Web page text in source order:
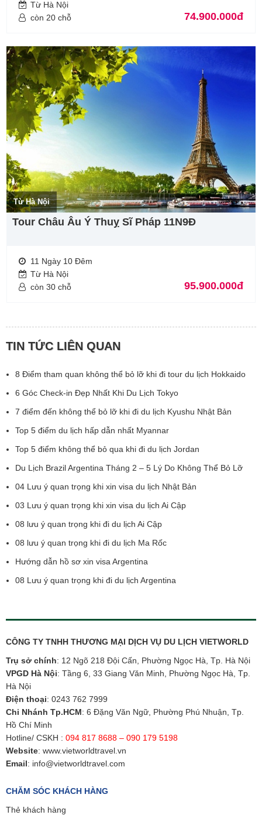
Từ Hà Nội
còn 20 chỗ
74.900.000đ
Từ Hà Nội
Tour Châu Âu Ý Thuỵ Sĩ Pháp 11N9Đ
11 Ngày 10 Đêm
Từ Hà Nội
còn 30 chỗ
95.900.000đ
TIN TỨC LIÊN QUAN
8 Điểm tham quan không thể bỏ lỡ khi đi tour du lịch Hokkaido
6 Góc Check-in Đẹp Nhất Khi Du Lịch Tokyo
7 điểm đến không thể bỏ lỡ khi đi du lịch Kyushu Nhật Bản
Top 5 điểm du lịch hấp dẫn nhất Myannar
Top 5 điểm không thể bỏ qua khi đi du lịch Jordan
Du Lịch Brazil Argentina Tháng 2 – 5 Lý Do Không Thể Bỏ Lỡ
04 Lưu ý quan trọng khi xin visa du lịch Nhật Bản
03 Lưu ý quan trọng khi xin visa du lịch Ai Cập
08 lưu ý quan trọng khi đi du lịch Ai Cập
08 lưu ý quan trọng khi đi du lịch Ma Rốc
Hướng dẫn hồ sơ xin visa Argentina
08 Lưu ý quan trọng khi đi du lịch Argentina
CÔNG TY TNHH THƯƠNG MẠI DỊCH VỤ DU LỊCH VIETWORLD
Trụ sở chính: 12 Ngõ 218 Đội Cấn, Phường Ngọc Hà, Tp. Hà Nội
VPGD Hà Nội: Tầng 6, 33 Giang Văn Minh, Phường Ngọc Hà, Tp.
Hà Nội
Điện thoại: 0243 762 7999
Chi Nhánh Tp.HCM: 6 Đặng Văn Ngữ, Phường Phú Nhuận, Tp.
Hồ Chí Minh
Hotline/ CSKH : 094 817 8688 – 090 179 5198
Website: www.vietworldtravel.vn
Email: info@vietworldtravel.com
CHĂM SÓC KHÁCH HÀNG
Thẻ khách hàng